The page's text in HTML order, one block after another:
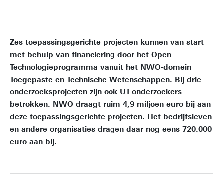
Zes toepassingsgerichte projecten kunnen van start
met behulp van financiering door het Open
Technologieprogramma vanuit het NWO-domein
Toegepaste en Technische Wetenschappen. Bij drie
onderzoeksprojecten zijn ook UT-onderzoekers
betrokken. NWO draagt ruim 4,9 miljoen euro bij aan
deze toepassingsgerichte projecten. Het bedrijfsleven
en andere organisaties dragen daar nog eens 720.000
euro aan bij.